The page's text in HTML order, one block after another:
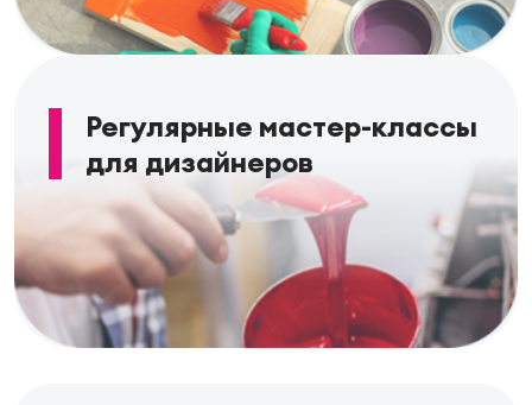
Регулярные мастер-классы
для дизайнеров